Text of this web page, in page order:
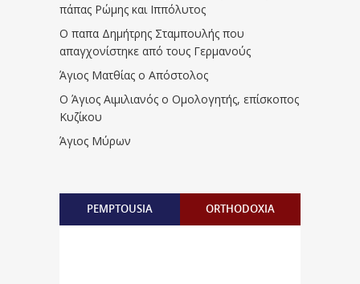
πάπας Ρώμης και Ιππόλυτος
Ο παπα Δημήτρης Σταμπουλής που
απαγχονίστηκε από τους Γερμανούς
Άγιος Ματθίας ο Απόστολος
Ο Άγιος Αιμιλιανός ο Ομολογητής, επίσκοπος
Κυζίκου
Άγιος Μύρων
PEMPTOUSIA ORTHODOXIA